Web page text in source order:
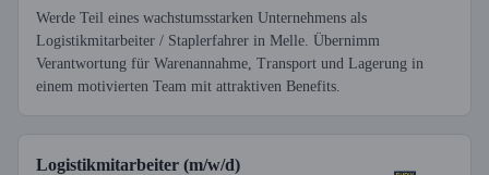
Werde Teil eines wachstumsstarken Unternehmens als
Logistikmitarbeiter / Staplerfahrer in Melle. Übernimm
Verantwortung für Warenannahme, Transport und Lagerung in
einem motivierten Team mit attraktiven Benefits.
Logistikmitarbeiter (m/w/d)